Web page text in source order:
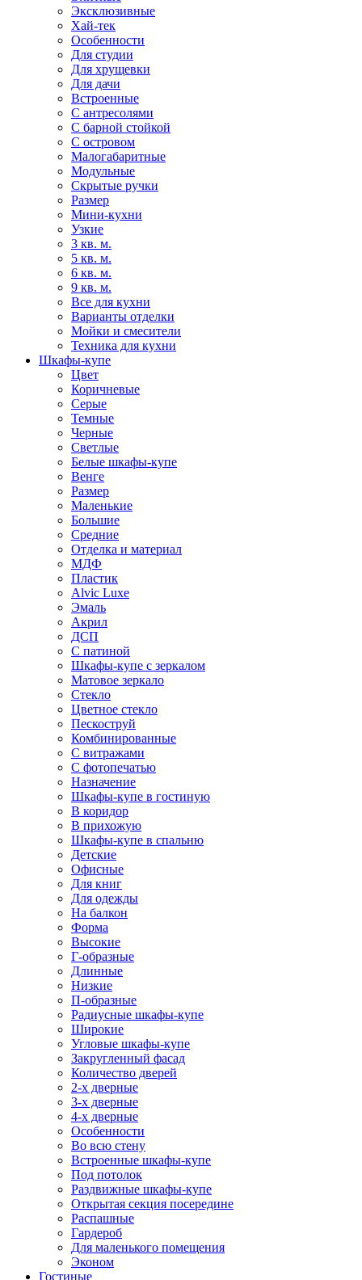
Эксклюзивные
Хай-тек
Особенности
Для студии
Для хрущевки
Для дачи
Встроенные
С антресолями
С барной стойкой
С островом
Малогабаритные
Модульные
Скрытые ручки
Размер
Мини-кухни
Узкие
3 кв. м.
5 кв. м.
6 кв. м.
9 кв. м.
Все для кухни
Варианты отделки
Мойки и смесители
Техника для кухни
Шкафы-купе
Цвет
Коричневые
Серые
Темные
Черные
Светлые
Белые шкафы-купе
Венге
Размер
Маленькие
Большие
Средние
Отделка и материал
МДФ
Пластик
Alvic Luxe
Эмаль
Акрил
ДСП
С патиной
Шкафы-купе с зеркалом
Матовое зеркало
Стекло
Цветное стекло
Пескоструй
Комбинированные
С витражами
С фотопечатью
Назначение
Шкафы-купе в гостиную
В коридор
В прихожую
Шкафы-купе в спальню
Детские
Офисные
Для книг
Для одежды
На балкон
Форма
Высокие
Г-образные
Длинные
Низкие
П-образные
Радиусные шкафы-купе
Широкие
Угловые шкафы-купе
Закругленный фасад
Количество дверей
2-х дверные
3-х дверные
4-х дверные
Особенности
Во всю стену
Встроенные шкафы-купе
Под потолок
Раздвижные шкафы-купе
Открытая секция посередине
Распашные
Гардероб
Для маленького помещения
Эконом
Гостиные